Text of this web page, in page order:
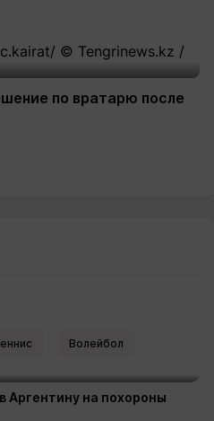
по вратарю после
Волейбол
Аргентину на похороны